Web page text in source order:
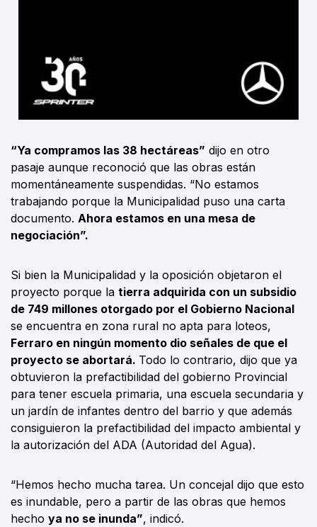
“Ya compramos las 38 hectáreas” dijo en otro
pasaje aunque reconoció que las obras están
momentáneamente suspendidas. “No estamos
trabajando porque la Municipalidad puso una carta
documento. Ahora estamos en una mesa de
negociación”.
Si bien la Municipalidad y la oposición objetaron el
proyecto porque la tierra adquirida con un subsidio
de 749 millones otorgado por el Gobierno Nacional
se encuentra en zona rural no apta para loteos,
Ferraro en ningún momento dio señales de que el
proyecto se abortará. Todo lo contrario, dijo que ya
obtuvieron la prefactibilidad del gobierno Provincial
para tener escuela primaria, una escuela secundaria y
un jardín de infantes dentro del barrio y que además
consiguieron la prefactibilidad del impacto ambiental y
la autorización del ADA (Autoridad del Agua).
“Hemos hecho mucha tarea. Un concejal dijo que esto
es inundable, pero a partir de las obras que hemos
hecho ya no se inunda”, indicó.